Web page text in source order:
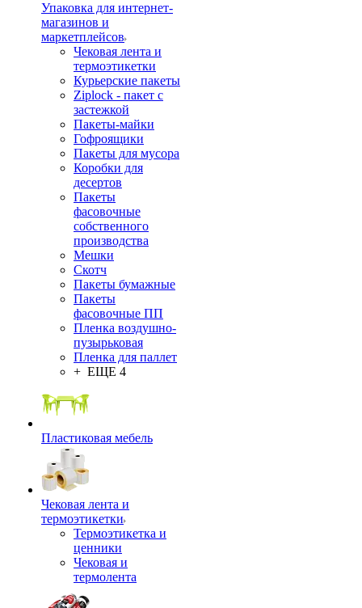
Упаковка для интернет-
магазинов и
маркетплейсов
Чековая лента и
термоэтикетки
Курьерские пакеты
Ziplock - пакет с
застежкой
Пакеты-майки
Гофроящики
Пакеты для мусора
Коробки для
десертов
Пакеты
фасовочные
собственного
производства
Мешки
Скотч
Пакеты бумажные
Пакеты
фасовочные ПП
Пленка воздушно-
пузырьковая
Пленка для паллет
+ ЕЩЕ 4
Пластиковая мебель
Чековая лента и
термоэтикетки
Термоэтикетка и
ценники
Чековая и
термолента